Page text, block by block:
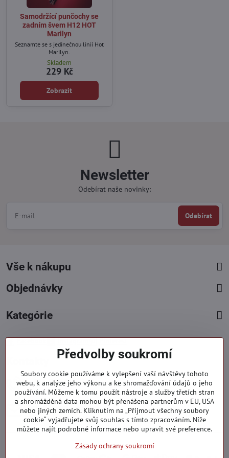
Samodržící punčochy se
zadním švem H12 HOT
Marilyn
Seznamte se s jedinečnou linií Hot
Marilyn.
Skladem
229 Kč
Zobrazit
Newsletter
Odebírat naše novinky:
Odebírat
Vše k nákupu
Objednávky
Kategórie
+421 919 060 751
Pondělí - Pátek : 09:00 - 15:00 hod.
info​@everlady​.eu
Non stop ( 24/7 )
Předvolby soukromí
Soubory cookie používáme k vylepšení vaší návštěvy tohoto
webu, k analýze jeho výkonu a ke shromažďování údajů o jeho
používání. Můžeme k tomu použít nástroje a služby třetích stran
a shromážděná data mohou být přenášena partnerům v EU, USA
nebo jiných zemích. Kliknutím na „Přijmout všechny soubory
cookie“ vyjadřujete svůj souhlas s tímto zpracováním. Níže
můžete najít podrobné informace nebo upravit své preference.
Zásady ochrany soukromí